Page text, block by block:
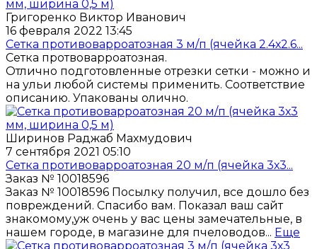
Григоренко Виктор Иванович
16 февраля 2022 13:45
Сетка противоварроатозная 3 м/п (ячейка 2.4х2.6...
Сетка протвоварроатозная.
Отлично подготовленные отрезки сетки - можно и
на ульи любой системы применить. Соответствие
описанию. Упакованы олично.
Ширинов Раджаб Махмудович
7 сентября 2021 05:10
Сетка противоварроатозная 20 м/п (ячейка 3х3...
Заказ № 10018596
Заказ № 10018596 Посылку получил, все дошло без
повреждений. Спасибо вам. Показал ваш сайт
знакомому,уж очень у вас цены замечательные, в
нашем городе, в магазине для пчеловодов... Еще